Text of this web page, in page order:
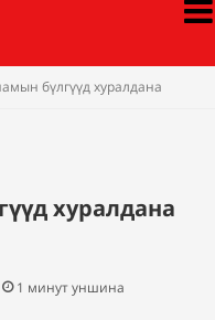
бүлгүүд хуралдана
хуралдана
1 минут уншина